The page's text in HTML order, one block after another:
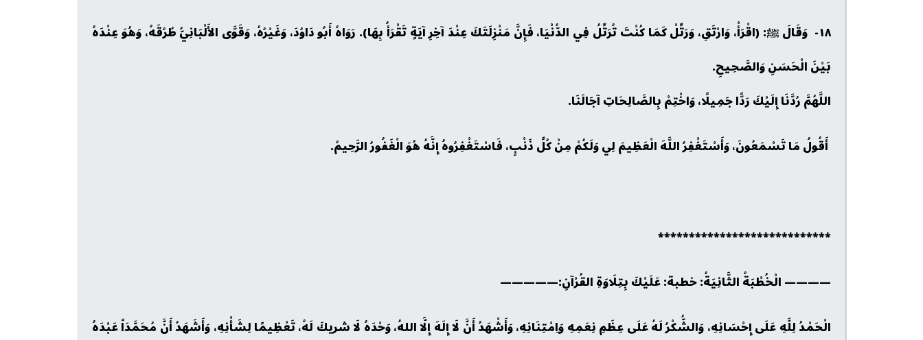
١٨- وَقَالَ ﷺ: (اقْرَأْ، وَارْتَقِ، وَرَتِّلْ كَمَا كُنْتَ تُرَتِّلُ فِي الدُّنْيَا، فَإِنَّ مَنْزِلَتَكَ عِنْدَ آخِرِ آيَةٍ تَقْرَأُ بِهَا). رَوَاهُ أَبُو دَاوُدَ، وَغَيْرُهُ، وَقَوَّى الأَلْبَانِيُّ طُرُقَهُ، وَهُوَ عِنْدَهُ
بَيْنَ الْحَسَنِ وَالصَّحِيحِ.
اللَّهُمَّ رُدَّنَا إِلَيْكَ رَدًّا جَمِيلًا، وَاخْتِمْ بِالصَّالِحَاتِ آجَالَنَا.
أَقُولُ مَا تَسْمَعُونَ، وَأَسْتَغْفِرُ اللَّهَ الْعَظِيمَ لِي وَلَكُمْ مِنْ كُلِّ ذَنْبٍ، فَاسْتَغْفِرُوهُ إِنَّهُ هُوَ الْغَفُورُ الرَّحِيمُ.
****************************
———— الْخُطْبَةُ الثَّانِيَةُ: خطبة: عَلَيْكَ بِتِلَاوَةِ القُرْآنِ:—————
الْحَمْدُ لِلَّهِ عَلَى إِحْسَانِهِ، وَالشُّكْرُ لَهُ عَلَى عِظَمِ نِعَمِهِ وَاِمْتِنَانِهِ، وَأَشْهَدُ أَنَّ لَا إِلَهَ إِلَّا اللهُ، وَحْدَهُ لَا شريكَ لَهُ، تَعْظِيمًا لِشَأْنِهِ، وَأَشَهَدُ أَنَّ مُحَمَّدَاً عَبْدَهُ